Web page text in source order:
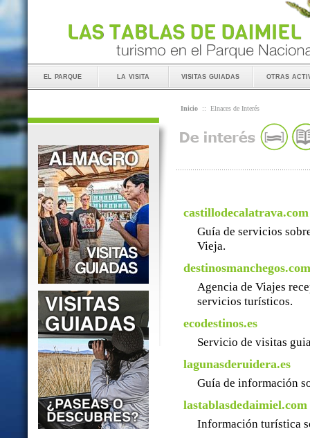
el parque la visita visitas guiadas otras
Inicio :: Elnaces de Interés
castillodecalatrava.com
Guía de servicios
Vieja.
destinosmanchegos.com
Agencia de Viajes
servicios turísticos.
ecodestinos.es
Servicio de visitas
lagunasderuidera.es
Guía de información
lastablasdedaimiel.com
Información turística